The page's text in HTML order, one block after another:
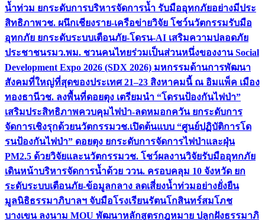
น้ำท่วม ยกระดับการบริหารจัดการน้ำ รับมืออุทกภัยอย่างมีประ
สิทธิภาพวช. ผนึกเชียงราย-เครือข่ายวิจัย โชว์นวัตกรรมรับมือ
อุทกภัย ยกระดับระบบเตือนภัย-โดรน-AI เสริมความปลอดภัย
ประชาชนรมว.พม. ชวนคนไทยร่วมเป็นส่วนหนึ่งของงาน Social
Development Expo 2026 (SDX 2026) มหกรรมด้านการพัฒนา
สังคมที่ใหญ่ที่สุดของประเทศ 21–23 สิงหาคมนี้ ณ อิมแพ็ค เมือง
ทองธานีวช. ลงพื้นที่ดอยตุง เตรียมนำ “โดรนป้องกันไฟป่า”
เสริมประสิทธิภาพควบคุมไฟป่า-ลดหมอกควัน ยกระดับการ
จัดการเชิงรุกด้วยนวัตกรรมวช.เปิดต้นแบบ “ศูนย์ปฏิบัติการโด
รนป้องกันไฟป่า” ดอยตุง ยกระดับการจัดการไฟป่าและฝุ่น
PM2.5 ด้วยวิจัยและนวัตกรรมวช. โชว์ผลงานวิจัยรับมืออุทกภัย
เดินหน้าบริหารจัดการน้ำด้วย ววน. ครอบคลุม 10 จังหวัด ยก
ระดับระบบเตือนภัย-ข้อมูลกลาง ลดเสี่ยงน้ำท่วมอย่างยั่งยืน
มูลนิธิธรรมาภิบาลฯ จับมือโรงเรียนรัตนโกสินทร์สมโภช
บางเขน ลงนาม MOU พัฒนาหลักสูตรกฎหมาย ปลูกฝังธรรมาภิ